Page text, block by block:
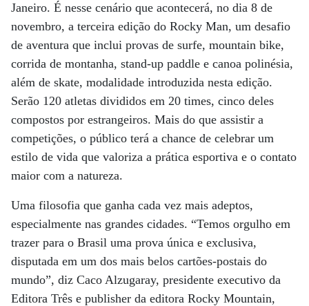
Janeiro. É nesse cenário que acontecerá, no dia 8 de
novembro, a terceira edição do Rocky Man, um desafio
de aventura que inclui provas de surfe, mountain bike,
corrida de montanha, stand-up paddle e canoa polinésia,
além de skate, modalidade introduzida nesta edição.
Serão 120 atletas divididos em 20 times, cinco deles
compostos por estrangeiros. Mais do que assistir a
competições, o público terá a chance de celebrar um
estilo de vida que valoriza a prática esportiva e o contato
maior com a natureza.
Uma filosofia que ganha cada vez mais adeptos,
especialmente nas grandes cidades. “Temos orgulho em
trazer para o Brasil uma prova única e exclusiva,
disputada em um dos mais belos cartões-postais do
mundo”, diz Caco Alzugaray, presidente executivo da
Editora Três e publisher da editora Rocky Mountain,